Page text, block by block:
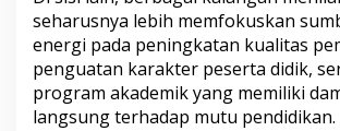
seharusnya lebih memfokuskan
energi pada peningkatan kualitas
penguatan karakter peserta didik,
program akademik yang memiliki
langsung terhadap mutu pendidikan.